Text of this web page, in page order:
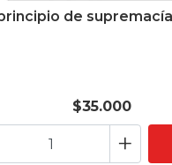
de
$35.000
+